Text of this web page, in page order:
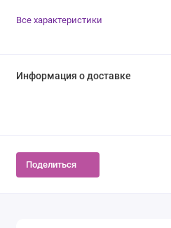
Все характеристики
Информация о доставке
Поделиться